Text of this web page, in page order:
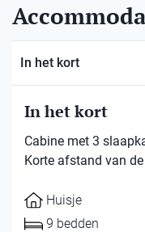
In het kort
In het kort
Cabine met 3
Korte afstand van
Huisje
9 bedden